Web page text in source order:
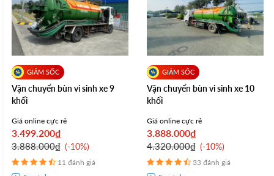
Vận chuyển bùn vi sinh xe 9
khối
Giá online cực rẻ
3.499.200₫
3.888.000₫ -10%
11 đánh giá
Vận chuyển bùn vi sinh xe 10
khối
Giá online cực rẻ
3.888.000₫
4.320.000₫ -10%
33 đánh giá